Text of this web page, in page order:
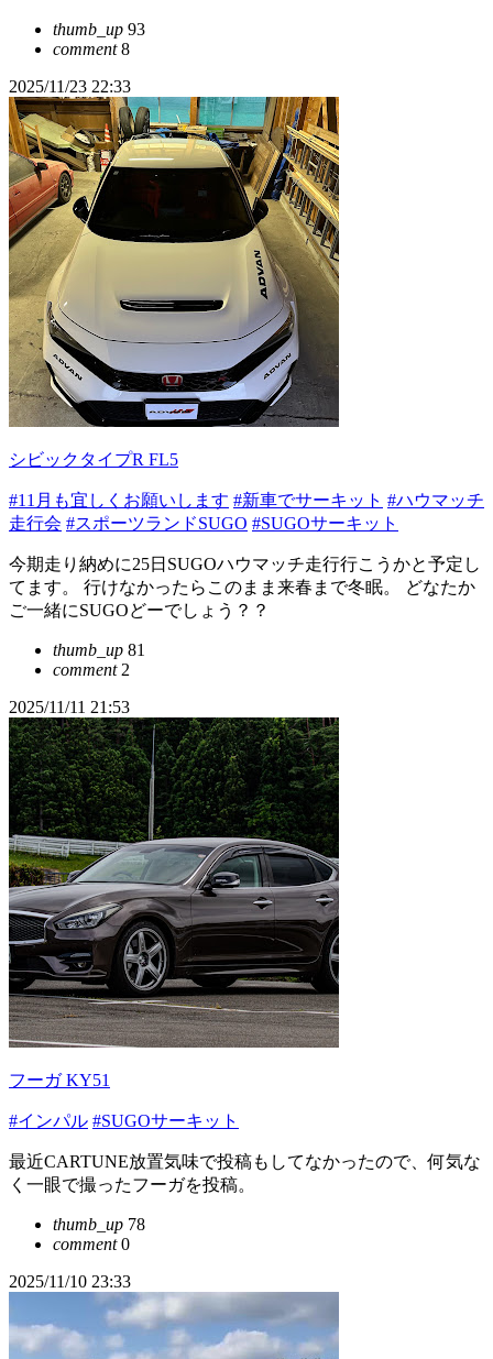
thumb_up 93
comment8
2025/11/23 22:33
シビックタイプR FL5
#11月も宜しくお願いします #新車でサーキット #ハウマッチ
走行会 #スポーツランドSUGO #SUGOサーキット
今期走り納めに25日SUGOハウマッチ走行行こうかと予定し
てます。 行けなかったらこのまま来春まで冬眠。 どなたか
ご一緒にSUGOどーでしょう？？
thumb_up 81
comment2
2025/11/11 21:53
フーガ KY51
#インパル #SUGOサーキット
最近CARTUNE放置気味で投稿もしてなかったので、何気な
く一眼で撮ったフーガを投稿。
thumb_up 78
comment0
2025/11/10 23:33